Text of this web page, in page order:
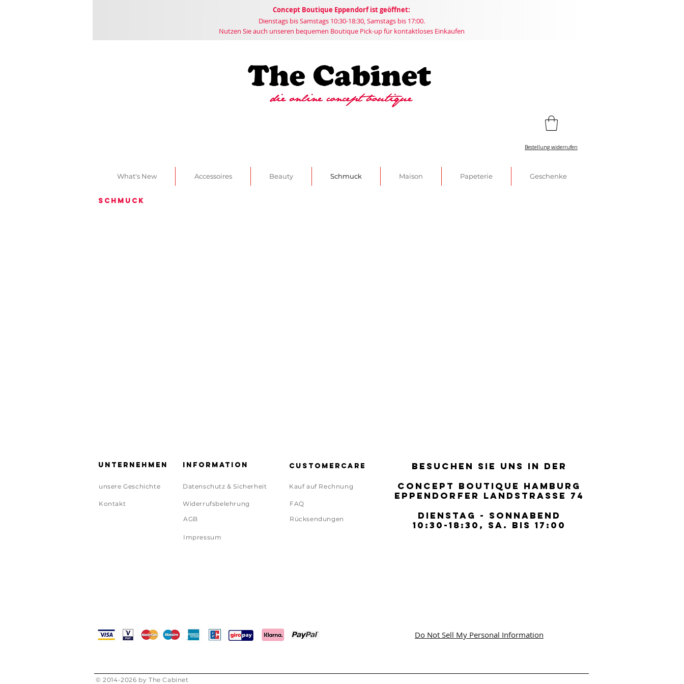
Concept Boutique Eppendorf ist geöffnet:
Dienstags bis Samstags 10:30-18:30, Samstags bis 17:00.
Nutzen Sie auch unseren bequemen Boutique Pick-up für kontaktloses Einkaufen
Bestellung widerrufen
What's New Accessoires Beauty Schmuck Maison Papeterie Geschenke
schmuck
Unternehmen
unsere Geschichte
Kontakt
Information
Datenschutz & Sicherheit
Widerrufsbelehrung
AGB
Customercare
Kauf auf Rechnung
FAQ
Rücksendungen
BESUCHEN SIE UNS IN DER
CONCEPT BOUTIQUE HAMBURG
EPPENDORFER LANDSTRASSE 74
DIENSTAG - SONNABEND
10:30-18:30, SA. BIS 17:00
BESUCHEN SIE UNS IN DER
CONCEPT BOUTIQUE HAMBURG
EPPENDORFER LANDSTRASSE 74
DIENSTAG - SONNABEND
10:30-18:30, SA. BIS 17:00
Impressum
Do Not Sell My Personal Information
© 2014-2026 by The Cabinet